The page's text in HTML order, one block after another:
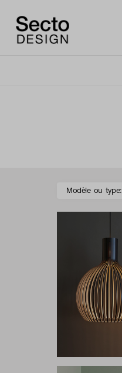
Modèle ou type: